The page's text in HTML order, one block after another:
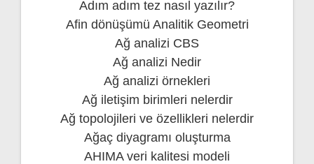
Adım adım tez nasıl yazılır?
Afin dönüşümü Analitik Geometri
Ağ analizi CBS
Ağ analizi Nedir
Ağ analizi örnekleri
Ağ iletişim birimleri nelerdir
Ağ topolojileri ve özellikleri nelerdir
Ağaç diyagramı oluşturma
AHIMA veri kalitesi modeli